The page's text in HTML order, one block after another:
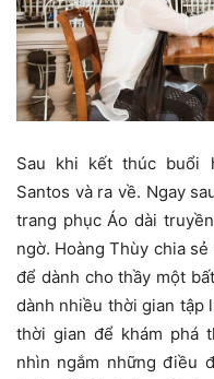
Sau khi kết thúc buổi
Santos và ra về. Ngay
trang phục Áo dài
ngờ. Hoàng Thùy chia
để dành cho thầy một
dành nhiều thời gian tập
thời gian để khám phá
nhìn ngắm những điều